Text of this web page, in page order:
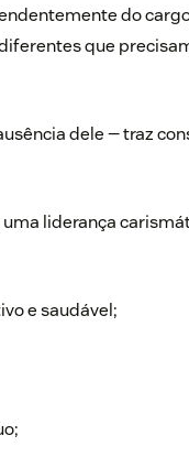
do
que
dele — traz
liderança
e saudável;